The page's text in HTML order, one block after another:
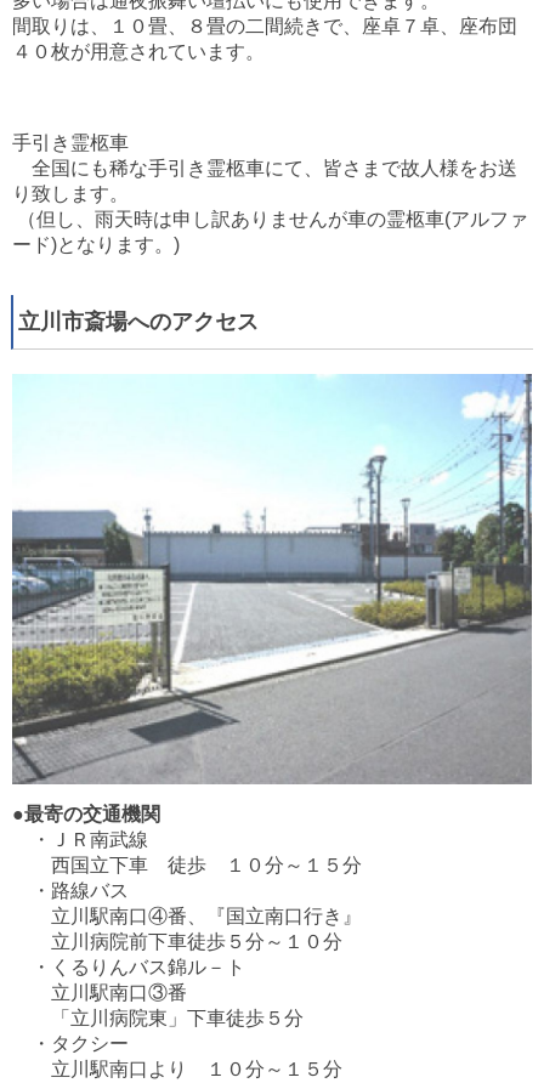
間取りは、１０畳、８畳の二間続きで、座卓７卓、座布団
４０枚が用意されています。
手引き霊柩車
全国にも稀な手引き霊柩車にて、皆さまで故人様をお送
り致します。
（但し、雨天時は申し訳ありませんが車の霊柩車(アルファ
ード)となります。)
立川市斎場へのアクセス
●最寄の交通機関
・ＪＲ南武線
西国立下車 徒歩 １０分～１５分
・路線バス
立川駅南口④番、『国立南口行き』
立川病院前下車徒歩５分～１０分
・くるりんバス錦ル－ト
立川駅南口③番
「立川病院東」下車徒歩５分
・タクシー
立川駅南口より １０分～１５分